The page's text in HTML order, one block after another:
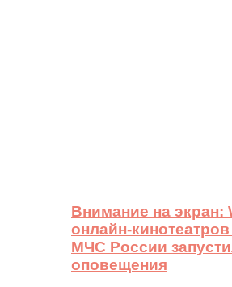
Внимание на экран:
онлайн-
МЧС России
оповещения